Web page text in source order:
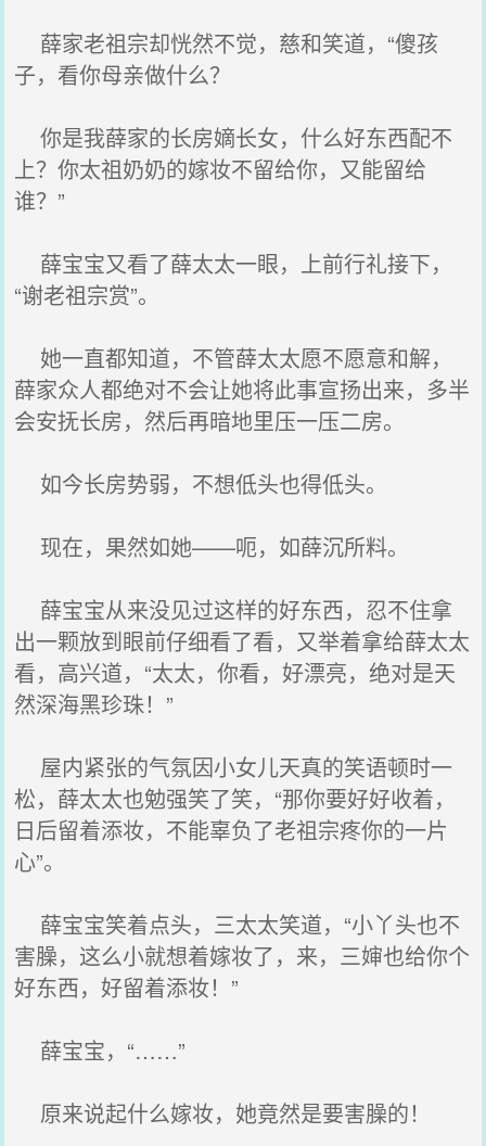
薛家老祖宗却恍然不觉，慈和笑道，“傻孩
子，看你母亲做什么？
你是我薛家的长房嫡长女，什么好东西配不
上？你太祖奶奶的嫁妆不留给你，又能留给
谁？”
薛宝宝又看了薛太太一眼，上前行礼接下，
“谢老祖宗赏”。
她一直都知道，不管薛太太愿不愿意和解，
薛家众人都绝对不会让她将此事宣扬出来，多半
会安抚长房，然后再暗地里压一压二房。
如今长房势弱，不想低头也得低头。
现在，果然如她——呃，如薛沉所料。
薛宝宝从来没见过这样的好东西，忍不住拿
出一颗放到眼前仔细看了看，又举着拿给薛太太
看，高兴道，“太太，你看，好漂亮，绝对是天
然深海黑珍珠！”
屋内紧张的气氛因小女儿天真的笑语顿时一
松，薛太太也勉强笑了笑，“那你要好好收着，
日后留着添妆，不能辜负了老祖宗疼你的一片
心”。
薛宝宝笑着点头，三太太笑道，“小丫头也不
害臊，这么小就想着嫁妆了，来，三婶也给你个
好东西，好留着添妆！”
薛宝宝，“……”
原来说起什么嫁妆，她竟然是要害臊的！